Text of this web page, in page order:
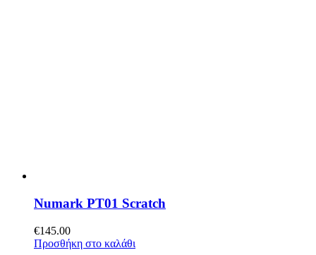
Numark PT01 Scratch
€145.00
Προσθήκη στο καλάθι